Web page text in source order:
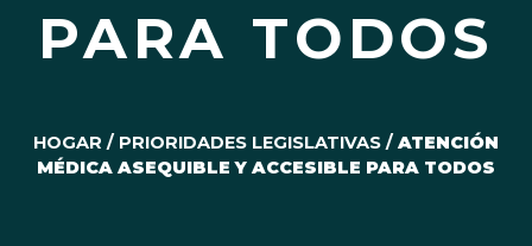
PARA TODOS
HOGAR / PRIORIDADES LEGISLATIVAS / ATENCIÓN
MÉDICA ASEQUIBLE Y ACCESIBLE PARA TODOS